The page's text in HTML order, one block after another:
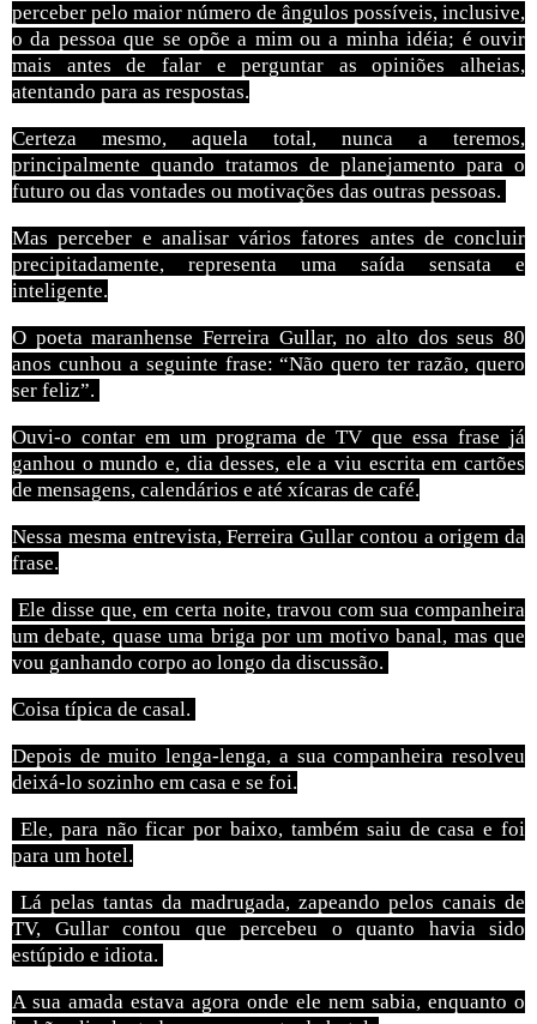
perceber pelo maior número de ângulos possíveis, inclusive,
o da pessoa que se opõe a mim ou a minha idéia; é ouvir
mais antes de falar e perguntar as opiniões alheias,
atentando para as respostas.
Certeza mesmo, aquela total, nunca a teremos,
principalmente quando tratamos de planejamento para o
futuro ou das vontades ou motivações das outras pessoas.
Mas perceber e analisar vários fatores antes de concluir
precipitadamente, representa uma saída sensata e
inteligente.
O poeta maranhense Ferreira Gullar, no alto dos seus 80
anos cunhou a seguinte frase: “Não quero ter razão, quero
ser feliz”.
Ouvi-o contar em um programa de TV que essa frase já
ganhou o mundo e, dia desses, ele a viu escrita em cartões
de mensagens, calendários e até xícaras de café.
Nessa mesma entrevista, Ferreira Gullar contou a origem da
frase.
Ele disse que, em certa noite, travou com sua companheira
um debate, quase uma briga por um motivo banal, mas que
vou ganhando corpo ao longo da discussão.
Coisa típica de casal.
Depois de muito lenga-lenga, a sua companheira resolveu
deixá-lo sozinho em casa e se foi.
Ele, para não ficar por baixo, também saiu de casa e foi
para um hotel.
Lá pelas tantas da madrugada, zapeando pelos canais de
TV, Gullar contou que percebeu o quanto havia sido
estúpido e idiota.
A sua amada estava agora onde ele nem sabia, enquanto o